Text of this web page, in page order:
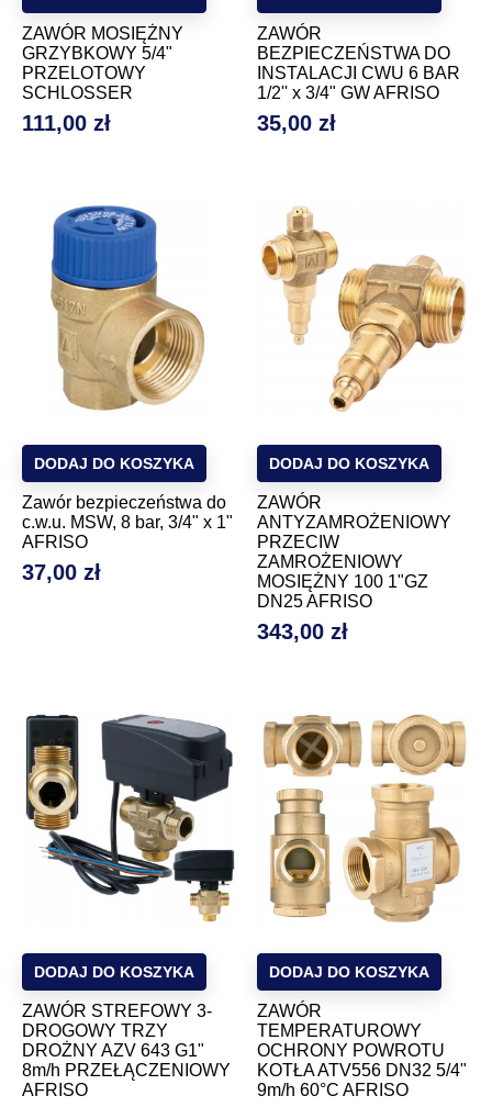
ZAWÓR MOSIĘŻNY
GRZYBKOWY 5/4"
PRZELOTOWY
SCHLOSSER
Cena
111,00 zł
ZAWÓR
BEZPIECZEŃSTWA DO
INSTALACJI CWU 6 BAR
1/2'' x 3/4" GW AFRISO
Cena
35,00 zł
Zawór bezpieczeństwa do
c.w.u. MSW, 8 bar, 3/4" x 1"
AFRISO
Cena
37,00 zł
DODAJ DO KOSZYKA
ZAWÓR
ANTYZAMROŻENIOWY
PRZECIW
ZAMROŻENIOWY
MOSIĘŻNY 100 1"GZ
DN25 AFRISO
Cena
343,00 zł
DODAJ DO KOSZYKA
ZAWÓR STREFOWY 3-
DROGOWY TRZY
DROŻNY AZV 643 G1"
8m/h PRZEŁĄCZENIOWY
AFRISO
DODAJ DO KOSZYKA
ZAWÓR
TEMPERATUROWY
OCHRONY POWROTU
KOTŁA ATV556 DN32 5/4"
9m/h 60°C AFRISO
DODAJ DO KOSZYKA